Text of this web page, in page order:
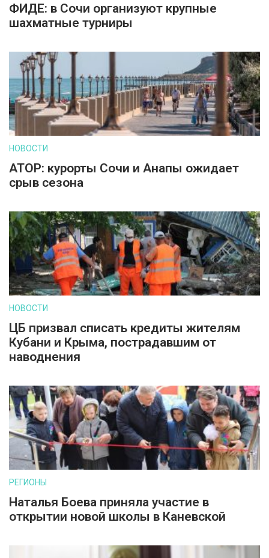
ФИДЕ: в Сочи организуют крупные
шахматные турниры
НОВОСТИ
АТОР: курорты Сочи и Анапы ожидает
срыв сезона
НОВОСТИ
ЦБ призвал списать кредиты жителям
Кубани и Крыма, пострадавшим от
наводнения
РЕГИОНЫ
Наталья Боева приняла участие в
открытии новой школы в Каневской